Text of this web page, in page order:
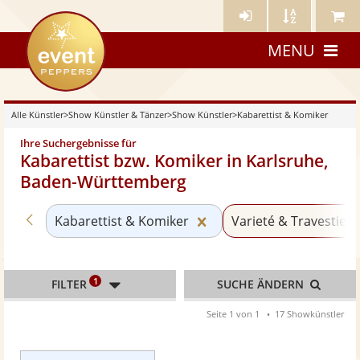
Künstler- Künstler Meine
eventpeppers
MENU
Alle Künstler>Show Künstler & Tänzer>Show Künstler>Kabarettist & Komiker
Ihre Suchergebnisse für
Kabarettist bzw. Komiker in Karlsruhe,
Baden-Württemberg
Zurück zu «Show Künstler»
Kabarettist & Komiker Kategorie «Kabarettist
Varieté & Travestie
FILTER 1 SUCHE ÄNDERN
Seite 1 von 1 17 Showkünstler